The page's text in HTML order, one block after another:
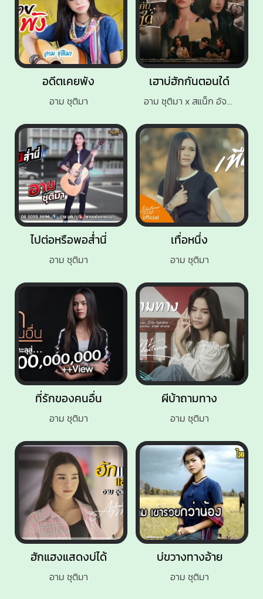
ไปต่อหรือพอส่ำนี่
อาม ชุติมา
ฮักแฮงแสดงบ่ได้
อาม ชุติมา
เทื่อหนึ่ง
อาม ชุติมา
อดีตเคยพัง
อาม ชุติมา
ที่รักของคนอื่น
อาม ชุติมา
ผีบ้าถามทาง
อาม ชุติมา
บ่ขวางทางอ้าย
อาม ชุติมา
เฮาบ่ฮักกันตอนใด๋
อาม ชุติมา x สแน็ก อัจฉรีย์